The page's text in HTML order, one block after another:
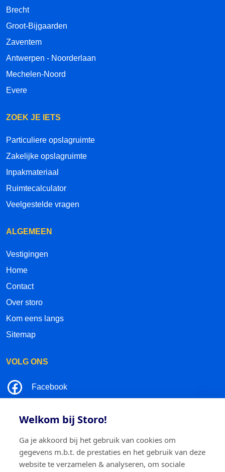
Welkom bij Storo!
Ga je akkoord bij het gebruik van cookies om
gegevens m.b.t. de prestaties en het gebruik van deze
website te verzamelen & analyseren, om sociale
Brecht
Groot-Bijgaarden
Zaventem
Antwerpen - Noorderlaan
Mechelen-Noord
Evere
ZOEK JE IETS
Particuliere opslagruimte
Zakelijke opslagruimte
Inpakmateriaal
Ruimtecalculator
Veelgestelde vragen
ALGEMEEN
Vestigingen
Home
Contact
Over storo
Kom eens langs
Sitemap
VOLG ONS
Facebook
TikTok